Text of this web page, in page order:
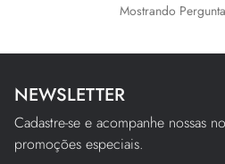
NEWSLETTER
Cadastre-se e acompanhe nossas
promoções especiais.